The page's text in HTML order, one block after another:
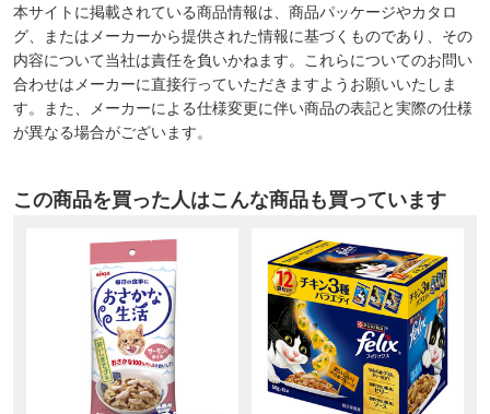
本サイトに掲載されている商品情報は、商品パッケージやカタロ
グ、またはメーカーから提供された情報に基づくものであり、その
内容について当社は責任を負いかねます。これらについてのお問い
合わせはメーカーに直接行っていただきますようお願いいたしま
す。また、メーカーによる仕様変更に伴い商品の表記と実際の仕様
が異なる場合がございます。
この商品を買った人はこんな商品も買っています